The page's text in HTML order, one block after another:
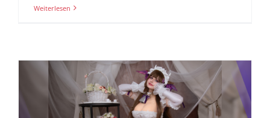
Weiterlesen